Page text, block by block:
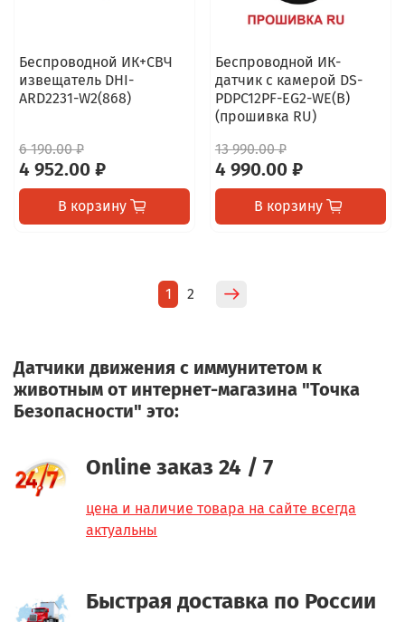
Беспроводной ИК+СВЧ
извещатель DHI-
ARD2231-W2(868)
6 190.00 ₽
4 952.00 ₽
В корзину
Беспроводной ИК-
датчик с камерой DS-
PDPC12PF-EG2-WE(B)
(прошивка RU)
13 990.00 ₽
4 990.00 ₽
В корзину
1 2
Датчики движения с иммунитетом к
животным от интернет-магазина "Точка
Безопасности" это:
Online заказ 24 / 7
цена и наличие товара на сайте всегда
актуальны
Быстрая доставка по России